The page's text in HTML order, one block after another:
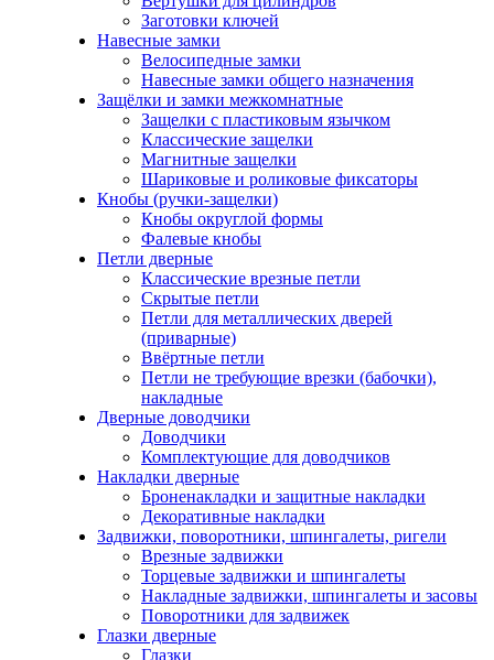
Заготовки ключей
Навесные замки
Велосипедные замки
Навесные замки общего назначения
Защёлки и замки межкомнатные
Защелки с пластиковым язычком
Классические защелки
Магнитные защелки
Шариковые и роликовые фиксаторы
Кнобы (ручки-защелки)
Кнобы округлой формы
Фалевые кнобы
Петли дверные
Классические врезные петли
Скрытые петли
Петли для металлических дверей
(приварные)
Ввёртные петли
Петли не требующие врезки (бабочки),
накладные
Дверные доводчики
Доводчики
Комплектующие для доводчиков
Накладки дверные
Броненакладки и защитные накладки
Декоративные накладки
Задвижки, поворотники, шпингалеты, ригели
Врезные задвижки
Торцевые задвижки и шпингалеты
Накладные задвижки, шпингалеты и засовы
Поворотники для задвижек
Глазки дверные
Глазки